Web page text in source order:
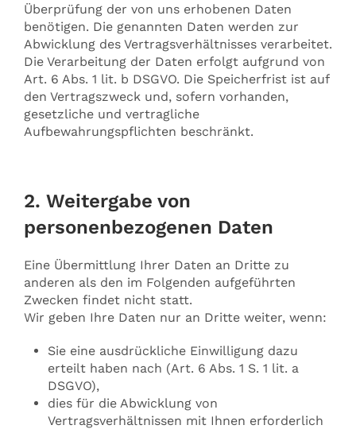
Überprüfung der von uns erhobenen Daten
benötigen. Die genannten Daten werden zur
Abwicklung des Vertragsverhältnisses verarbeitet.
Die Verarbeitung der Daten erfolgt aufgrund von
Art. 6 Abs. 1 lit. b DSGVO. Die Speicherfrist ist auf
den Vertragszweck und, sofern vorhanden,
gesetzliche und vertragliche
Aufbewahrungspflichten beschränkt.
2. Weitergabe von
personenbezogenen Daten
Eine Übermittlung Ihrer Daten an Dritte zu
anderen als den im Folgenden aufgeführten
Zwecken findet nicht statt.
Wir geben Ihre Daten nur an Dritte weiter, wenn:
Sie eine ausdrückliche Einwilligung dazu
erteilt haben nach (Art. 6 Abs. 1 S. 1 lit. a
DSGVO),
dies für die Abwicklung von
Vertragsverhältnissen mit Ihnen erforderlich